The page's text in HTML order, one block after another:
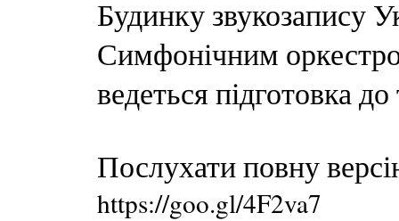
Будинку звукозапису
Симфонічним
ведеться підготовка
Послухати повну
https://goo.gl/4F2va7